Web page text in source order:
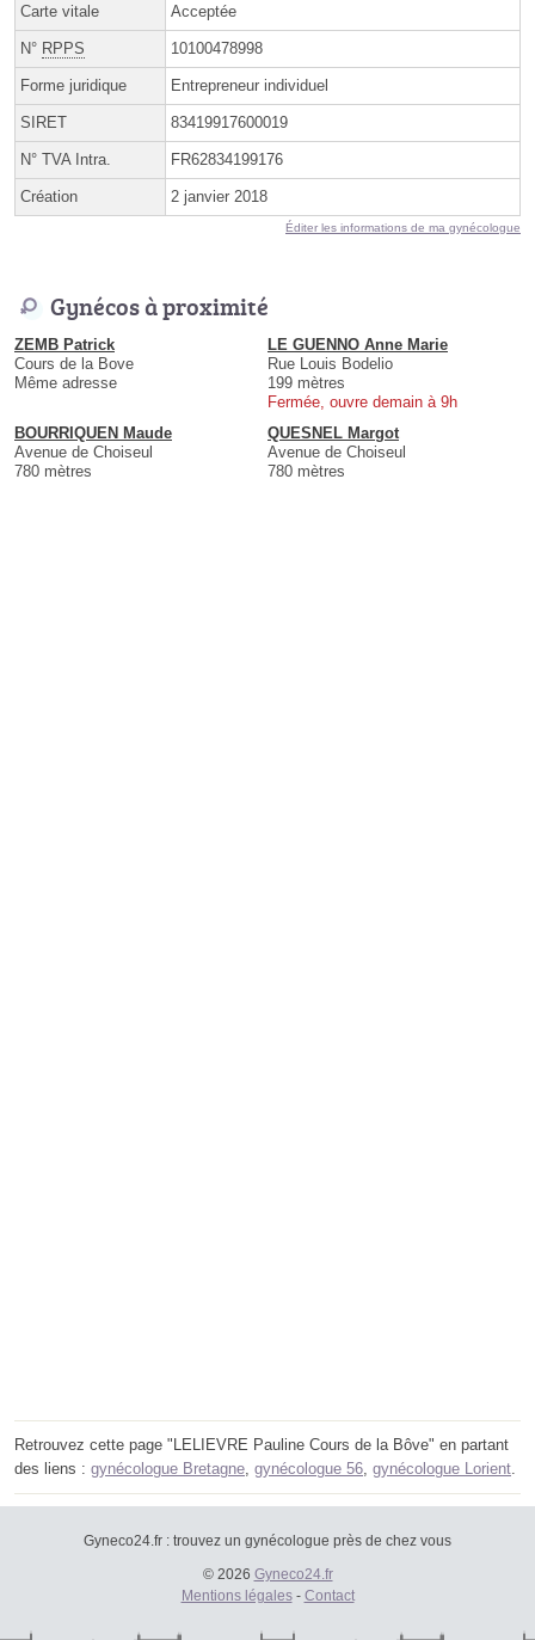
Carte vitale Acceptée
N° RPPS 10100478998
Forme juridique Entrepreneur individuel
SIRET 83419917600019
N° TVA Intra. FR62834199176
Création 2 janvier 2018
Éditer les informations de ma gynécologue
Gynécos à proximité
ZEMB Patrick
Cours de la Bove
Même adresse
LE GUENNO Anne Marie
Rue Louis Bodelio
199 mètres
Fermée, ouvre demain à 9h
BOURRIQUEN Maude
Avenue de Choiseul
780 mètres
QUESNEL Margot
Avenue de Choiseul
780 mètres
Retrouvez cette page "LELIEVRE Pauline Cours de la Bôve" en partant
des liens : gynécologue Bretagne gynécologue 56 gynécologue Lorient
Gyneco24.fr : trouvez un gynécologue près de chez vous
© 2026 Gyneco24.fr
Mentions légales- Contact